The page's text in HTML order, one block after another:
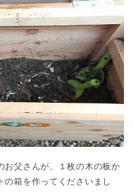
お父さんが、１枚の木の板か
の箱を作ってくださいまし